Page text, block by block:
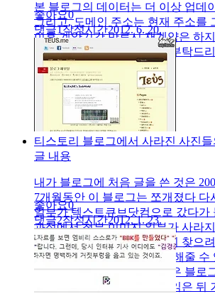
본 블로그의 데이터는 더 이상 업데
그리고, 도메인 주소는 현재 주소를
이후 계약기간 만료시 재계약은 하
새로운 블로그도 많은 관심 부탁드
좋아요0
댓글1작성시간2012. 6. 20.
티스토리 블로그에서 사라진 사진
글 내용
내가 블로그에 처음 글을 쓴 것은
7개월동안 이 블로그는 쪼개졌다 다
일부가 텍스트큐브닷컴으로 갔다가
과정에서 첨부 이미지 일부가 사라
와 사라진 이미지들을 일일이 찾으
았다. 그래서 이 작업을 대신해줄 수
하나 만들었다. 이 프로그램은 블로
위를 지정하면 각 페이지를 읽은 뒤
좋아요0
댓글2작성시간2012. 1. 23.